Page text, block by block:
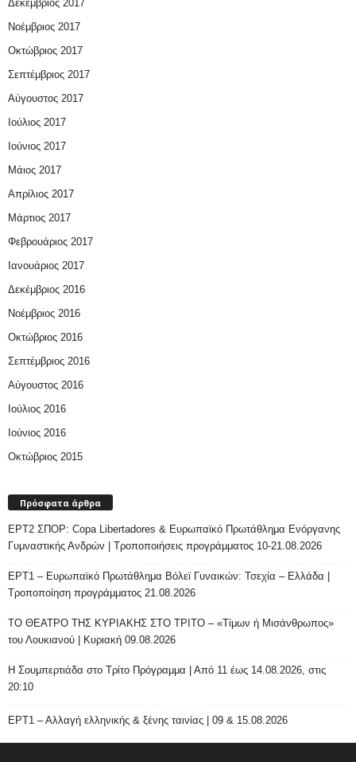
Δεκέμβριος 2017
Νοέμβριος 2017
Οκτώβριος 2017
Σεπτέμβριος 2017
Αύγουστος 2017
Ιούλιος 2017
Ιούνιος 2017
Μάιος 2017
Απρίλιος 2017
Μάρτιος 2017
Φεβρουάριος 2017
Ιανουάριος 2017
Δεκέμβριος 2016
Νοέμβριος 2016
Οκτώβριος 2016
Σεπτέμβριος 2016
Αύγουστος 2016
Ιούλιος 2016
Ιούνιος 2016
Οκτώβριος 2015
Πρόσφατα άρθρα
ΕΡΤ2 ΣΠΟΡ: Copa Libertadores & Ευρωπαϊκό Πρωτάθλημα Ενόργανης
Γυμναστικής Ανδρών | Τροποποιήσεις προγράμματος 10-21.08.2026
ΕΡΤ1 – Ευρωπαϊκό Πρωτάθλημα Βόλεϊ Γυναικών: Τσεχία – Ελλάδα |
Τροποποίηση προγράμματος 21.08.2026
ΤΟ ΘΕΑΤΡΟ ΤΗΣ ΚΥΡΙΑΚΗΣ ΣΤΟ ΤΡΙΤΟ – «Τίμων ή Μισάνθρωπος»
του Λουκιανού | Κυριακή 09.08.2026
H Σουμπερτιάδα στο Τρίτο Πρόγραμμα | Από 11 έως 14.08.2026, στις
20:10
ΕΡΤ1 – Αλλαγή ελληνικής & ξένης ταινίας | 09 & 15.08.2026